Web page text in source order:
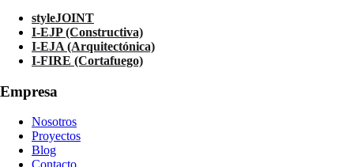
styleJOINT
I-EJP (Constructiva)
I-EJA (Arquitectónica)
I-FIRE (Cortafuego)
Empresa
Nosotros
Proyectos
Blog